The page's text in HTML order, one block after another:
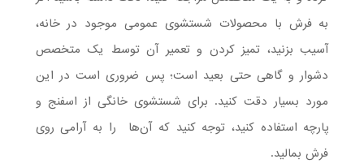
به فرش با محصولات شستشوی عمومی موجود در خانه،
آسیب بزنید، تمیز کردن و تعمیر آن توسط یک متخصص
دشوار و گاهی حتی بعید است؛ پس ضروری است در این
مورد بسیار دقت کنید. برای شستشوی خانگی از اسفنج و
پارچه استفاده کنید، توجه کنید که آن‌ها را به آرامی روی
فرش بمالید.